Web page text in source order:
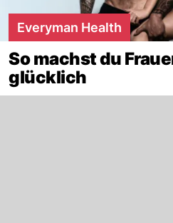
Everyman Health
So machst du
glücklich